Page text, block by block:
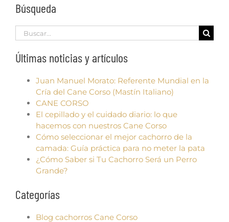
Búsqueda
Search
for:
Últimas noticias y artículos
Juan Manuel Morato: Referente Mundial en la
Cría del Cane Corso (Mastín Italiano)
CANE CORSO
El cepillado y el cuidado diario: lo que
hacemos con nuestros Cane Corso
Cómo seleccionar el mejor cachorro de la
camada: Guía práctica para no meter la pata
¿Cómo Saber si Tu Cachorro Será un Perro
Grande?
Categorías
Blog cachorros Cane Corso